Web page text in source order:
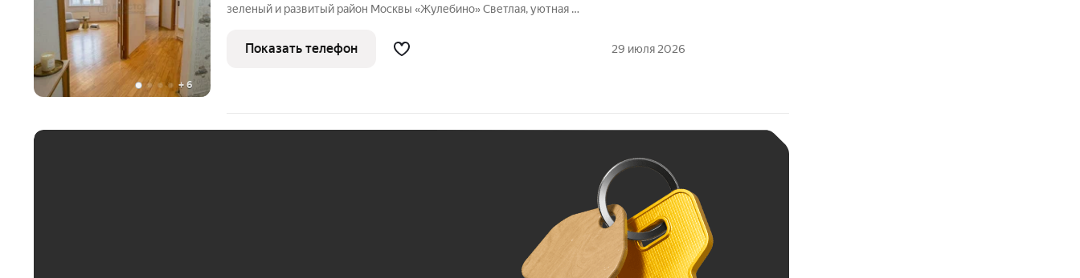
+ 6
зеленый и развитый район Москвы «Жулебино» Светлая, уютная и
видом Общая площадь 81,7 кв.м. Просторная кухня с большим
застекленным
Показать телефон 29 июля 2026